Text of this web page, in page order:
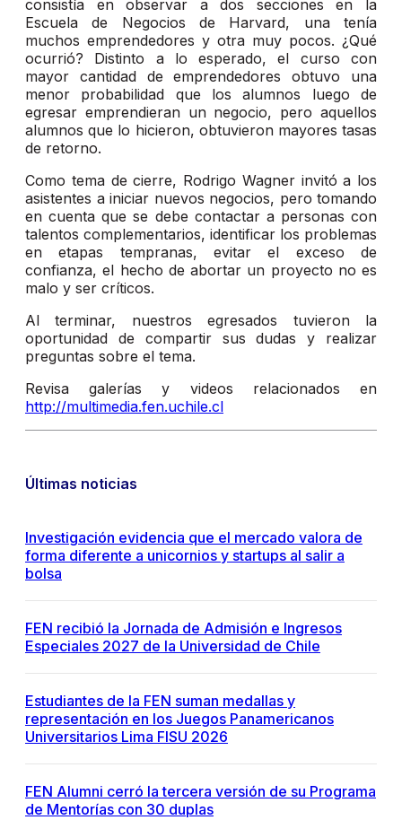
consistía en observar a dos secciones en la
Escuela de Negocios de Harvard, una tenía
muchos emprendedores y otra muy pocos. ¿Qué
ocurrió? Distinto a lo esperado, el curso con
mayor cantidad de emprendedores obtuvo una
menor probabilidad que los alumnos luego de
egresar emprendieran un negocio, pero aquellos
alumnos que lo hicieron, obtuvieron mayores tasas
de retorno.
Como tema de cierre, Rodrigo Wagner invitó a los
asistentes a iniciar nuevos negocios, pero tomando
en cuenta que se debe contactar a personas con
talentos complementarios, identificar los problemas
en etapas tempranas, evitar el exceso de
confianza, el hecho de abortar un proyecto no es
malo y ser críticos.
Al terminar, nuestros egresados tuvieron la
oportunidad de compartir sus dudas y realizar
preguntas sobre el tema.
Revisa galerías y videos relacionados en
http://multimedia.fen.uchile.cl
Últimas noticias
Investigación evidencia que el mercado valora de
forma diferente a unicornios y startups al salir a
bolsa
FEN recibió la Jornada de Admisión e Ingresos
Especiales 2027 de la Universidad de Chile
Estudiantes de la FEN suman medallas y
representación en los Juegos Panamericanos
Universitarios Lima FISU 2026
FEN Alumni cerró la tercera versión de su Programa
de Mentorías con 30 duplas